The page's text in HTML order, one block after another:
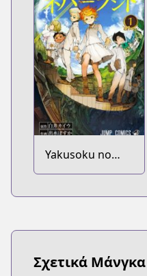
Yakusoku no
Neverland
Σχετικά Μάνγκα